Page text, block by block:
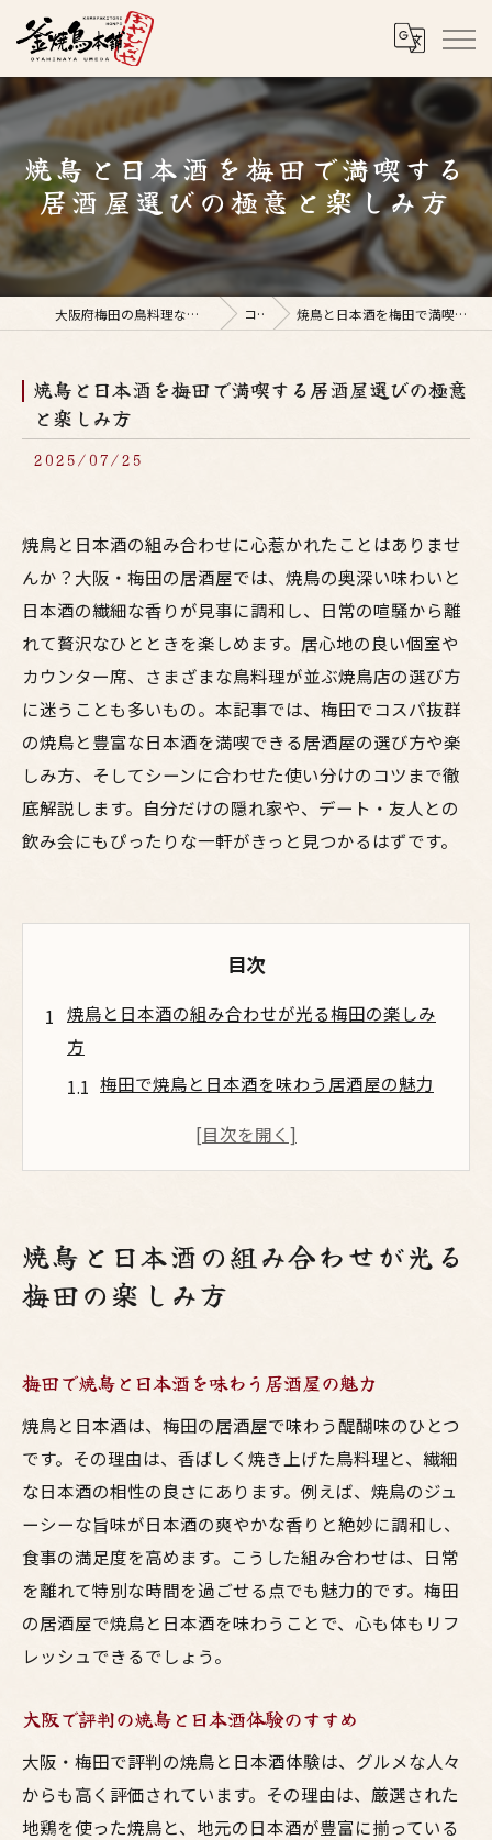
焼鳥と日本酒を梅田で満喫する
居酒屋選びの極意と楽しみ方
大阪府梅田の鳥料理なら釜焼鳥本舗おやひなや 梅田店 コラム 焼鳥と日本酒を梅田で満喫する居酒屋選びの極意と楽しみ方
焼鳥と日本酒を梅田で満喫する居酒屋選びの極意
と楽しみ方
2025/07/25
焼鳥と日本酒の組み合わせに心惹かれたことはありませ
んか？大阪・梅田の居酒屋では、焼鳥の奥深い味わいと
日本酒の繊細な香りが見事に調和し、日常の喧騒から離
れて贅沢なひとときを楽しめます。居心地の良い個室や
カウンター席、さまざまな鳥料理が並ぶ焼鳥店の選び方
に迷うことも多いもの。本記事では、梅田でコスパ抜群
の焼鳥と豊富な日本酒を満喫できる居酒屋の選び方や楽
しみ方、そしてシーンに合わせた使い分けのコツまで徹
底解説します。自分だけの隠れ家や、デート・友人との
飲み会にもぴったりな一軒がきっと見つかるはずです。
目次
焼鳥と日本酒の組み合わせが光る梅田の楽しみ
方
梅田で焼鳥と日本酒を味わう居酒屋の魅力
大阪で評判の焼鳥と日本酒体験のすすめ
梅田で鳥料理と日本酒の相性を徹底解説
焼鳥と日本酒が引き立つ大阪居酒屋の選び
大阪で味わう鳥料理と日本酒の奥深い世界
鳥料理と日本酒を極める梅田の居酒屋体験
焼鳥と日本酒の楽しみ方を大阪で学ぶコツ
居酒屋で味わう大阪流の鳥料理と日本酒
梅田で発見する鳥料理と日本酒の新たな魅
力
大阪の居酒屋で日本酒と焼鳥の絶妙な関係
方
大阪で鳥料理と日本酒を楽しむコツを伝授
焼鳥と日本酒の組み合わせが光る
梅田の楽しみ方
梅田で焼鳥と日本酒を味わう居酒屋の魅力
焼鳥と日本酒は、梅田の居酒屋で味わう醍醐味のひとつ
です。その理由は、香ばしく焼き上げた鳥料理と、繊細
な日本酒の相性の良さにあります。例えば、焼鳥のジュ
ーシーな旨味が日本酒の爽やかな香りと絶妙に調和し、
食事の満足度を高めます。こうした組み合わせは、日常
を離れて特別な時間を過ごせる点でも魅力的です。梅田
の居酒屋で焼鳥と日本酒を味わうことで、心も体もリフ
レッシュできるでしょう。
大阪で評判の焼鳥と日本酒体験のすすめ
大阪・梅田で評判の焼鳥と日本酒体験は、グルメな人々
からも高く評価されています。その理由は、厳選された
地鶏を使った焼鳥と、地元の日本酒が豊富に揃っている